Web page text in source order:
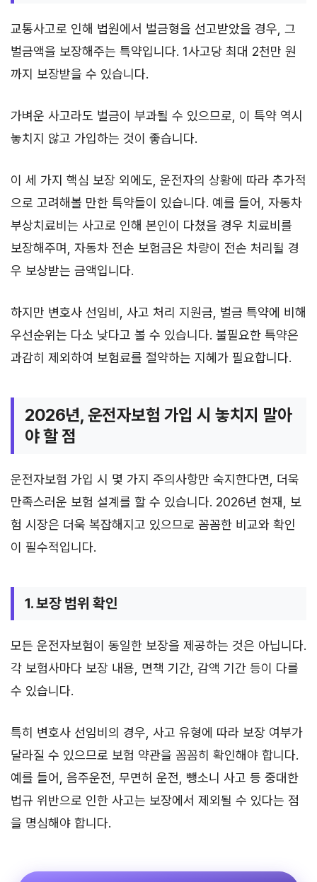
교통사고로 인해 법원에서 벌금형을 선고받았을 경우, 그
벌금액을 보장해주는 특약입니다. 1사고당 최대 2천만 원
까지 보장받을 수 있습니다.
가벼운 사고라도 벌금이 부과될 수 있으므로, 이 특약 역시
놓치지 않고 가입하는 것이 좋습니다.
이 세 가지 핵심 보장 외에도, 운전자의 상황에 따라 추가적
으로 고려해볼 만한 특약들이 있습니다. 예를 들어, 자동차
부상치료비는 사고로 인해 본인이 다쳤을 경우 치료비를
보장해주며, 자동차 전손 보험금은 차량이 전손 처리될 경
우 보상받는 금액입니다.
하지만 변호사 선임비, 사고 처리 지원금, 벌금 특약에 비해
우선순위는 다소 낮다고 볼 수 있습니다. 불필요한 특약은
과감히 제외하여 보험료를 절약하는 지혜가 필요합니다.
2026년, 운전자보험 가입 시 놓치지 말아
야 할 점
운전자보험 가입 시 몇 가지 주의사항만 숙지한다면, 더욱
만족스러운 보험 설계를 할 수 있습니다. 2026년 현재, 보
험 시장은 더욱 복잡해지고 있으므로 꼼꼼한 비교와 확인
이 필수적입니다.
1. 보장 범위 확인
모든 운전자보험이 동일한 보장을 제공하는 것은 아닙니다.
각 보험사마다 보장 내용, 면책 기간, 감액 기간 등이 다를
수 있습니다.
특히 변호사 선임비의 경우, 사고 유형에 따라 보장 여부가
달라질 수 있으므로 보험 약관을 꼼꼼히 확인해야 합니다.
예를 들어, 음주운전, 무면허 운전, 뺑소니 사고 등 중대한
법규 위반으로 인한 사고는 보장에서 제외될 수 있다는 점
을 명심해야 합니다.